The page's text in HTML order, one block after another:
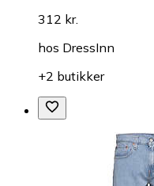
312 kr.
hos DressInn
+2 butikker